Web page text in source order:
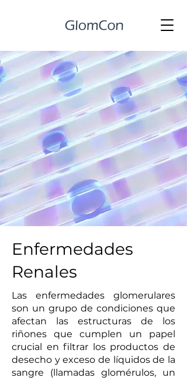
Enfermedades
Renales
Las enfermedades glomerulares
son un grupo de condiciones que
afectan las estructuras de los
riñones que cumplen un papel
crucial en filtrar los productos de
desecho y exceso de líquidos de la
sangre (llamadas glomérulos, un